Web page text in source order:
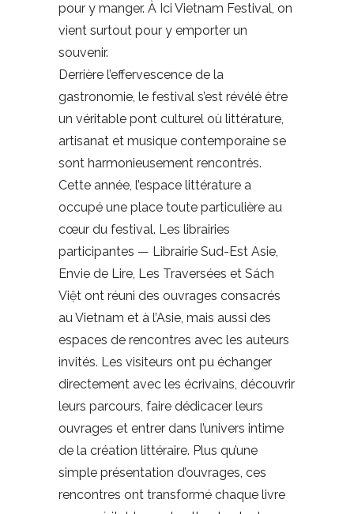
pour y manger. À Ici Vietnam Festival, on
vient surtout pour y emporter un
souvenir.
Derrière l’effervescence de la
gastronomie, le festival s’est révélé être
un véritable pont culturel où littérature,
artisanat et musique contemporaine se
sont harmonieusement rencontrés.
Cette année, l’espace littérature a
occupé une place toute particulière au
cœur du festival. Les librairies
participantes — Librairie Sud-Est Asie,
Envie de Lire, Les Traversées et Sách
Việt ont réuni des ouvrages consacrés
au Vietnam et à l’Asie, mais aussi des
espaces de rencontres avec les auteurs
invités. Les visiteurs ont pu échanger
directement avec les écrivains, découvrir
leurs parcours, faire dédicacer leurs
ouvrages et entrer dans l’univers intime
de la création littéraire. Plus qu’une
simple présentation d’ouvrages, ces
rencontres ont transformé chaque livre